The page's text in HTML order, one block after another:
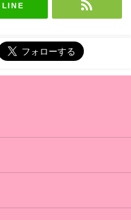
LINE